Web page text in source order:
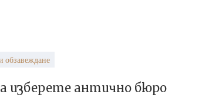
обзавеждане
изберете антично бюро